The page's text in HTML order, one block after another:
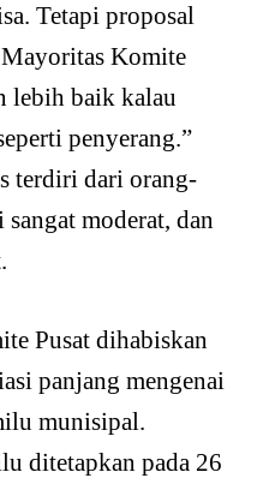
Tetapi proposal
Komite
lebih baik kalau
penyerang.”
terdiri dari orang-
moderat, dan
Pusat dihabiskan
panjang mengenai
munisipal.
ditetapkan pada 26